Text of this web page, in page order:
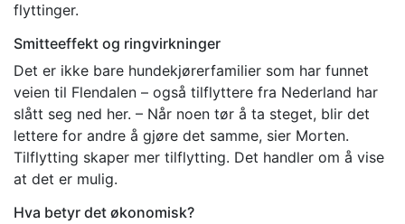
flyttinger.
Smitteeffekt og ringvirkninger
Det er ikke bare hundekjørerfamilier som har funnet
veien til Flendalen – også tilflyttere fra Nederland har
slått seg ned her. – Når noen tør å ta steget, blir det
lettere for andre å gjøre det samme, sier Morten.
Tilflytting skaper mer tilflytting. Det handler om å vise
at det er mulig.
Hva betyr det økonomisk?